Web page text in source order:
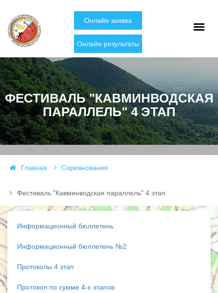
Онлайн заявка
Онлайн результаты
ФЕСТИВАЛЬ "КАВМИНВОДСКАЯ
ПАРАЛЛЕЛЬ" 4 ЭТАП
Главная Соревнования
Фестиваль "Кавминводская параллель" 4 этап
Информационный бюллетень
Информационный бюллетень №2
Протоколы 4 этап
Протокол по сумме 4-х этапов